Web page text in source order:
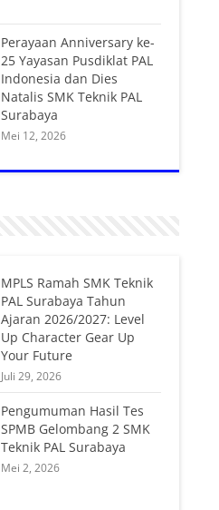
Perayaan Anniversary ke-
25 Yayasan Pusdiklat PAL
Indonesia dan Dies
Natalis SMK Teknik PAL
Surabaya
Mei 12, 2026
MPLS Ramah SMK Teknik
PAL Surabaya Tahun
Ajaran 2026/2027: Level
Up Character Gear Up
Your Future
Juli 29, 2026
Pengumuman Hasil Tes
SPMB Gelombang 2 SMK
Teknik PAL Surabaya
Mei 2, 2026